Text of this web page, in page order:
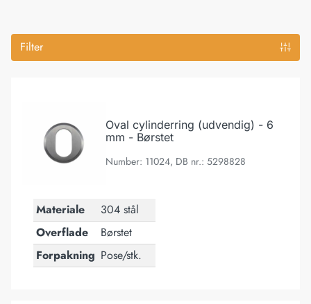
Filter
Oval cylinderring (udvendig) - 6
mm - Børstet
Number: 11024, DB nr.: 5298828
Materiale
304 stål
Overflade
Børstet
Forpakning Pose/stk.